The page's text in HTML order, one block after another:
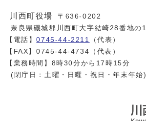
川西町役場
〒636-0202
奈良県磯城郡川西町大字結崎28番地の1
【電話】0745-44-2211
（代表）
【FAX】0745-44-4734（代表）
【業務時間】8時30分から17時15分
(閉庁日：土曜・日曜・祝日・年末年始)